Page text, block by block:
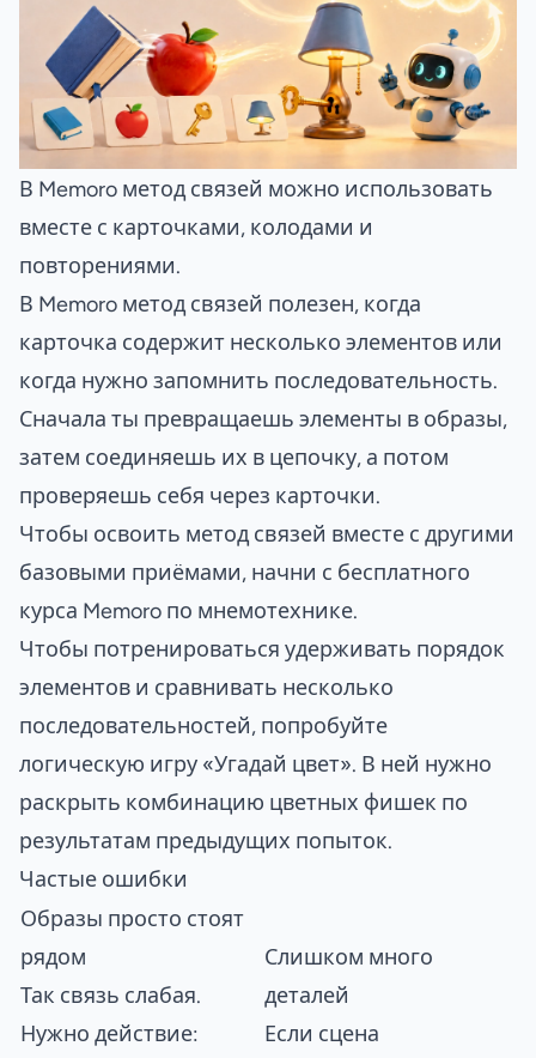
В Memoro метод связей можно использовать
вместе с карточками, колодами и
повторениями.
В Memoro метод связей полезен, когда
карточка содержит несколько элементов или
когда нужно запомнить последовательность.
Сначала ты превращаешь элементы в образы,
затем соединяешь их в цепочку, а потом
проверяешь себя через карточки.
Чтобы освоить метод связей вместе с другими
базовыми приёмами, начни с бесплатного
курса Memoro по мнемотехнике
Чтобы потренироваться удерживать порядок
элементов и сравнивать несколько
последовательностей, попробуйте
логическую игру «Угадай цвет» . В ней нужно
раскрыть комбинацию цветных фишек по
результатам предыдущих попыток.
Частые ошибки
Образы просто стоят
рядом
Так связь слабая.
Нужно действие:
Слишком много
деталей
Если сцена